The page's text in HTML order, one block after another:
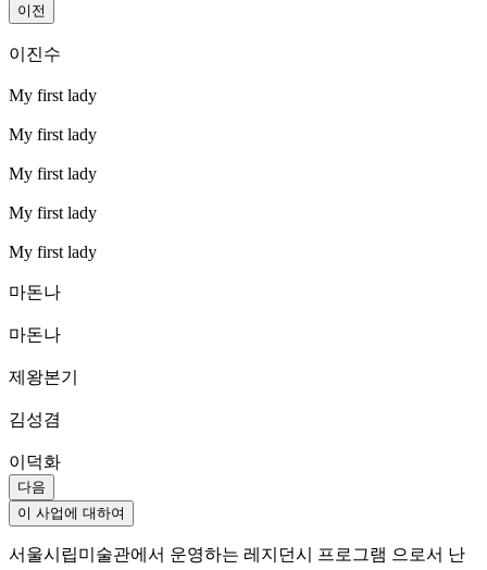
이전
이진수
My first lady
My first lady
My first lady
My first lady
My first lady
마돈나
마돈나
제왕본기
김성겸
이덕화
다음
이 사업에 대하여
서울시립미술관에서 운영하는 레지던시 프로그램 으로서 난